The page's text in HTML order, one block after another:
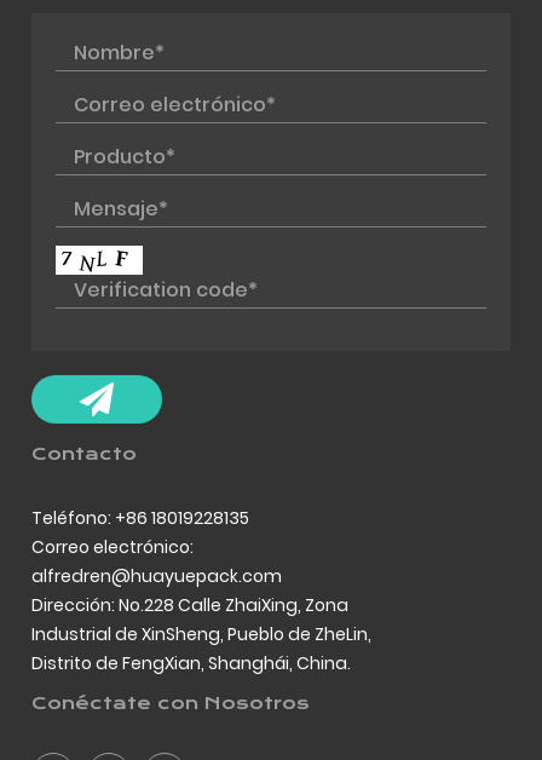
Contacto
Teléfono: +86 18019228135
Correo electrónico:
alfredren@huayuepack.com
Dirección: No.228 Calle ZhaiXing, Zona
Industrial de XinSheng, Pueblo de ZheLin,
Distrito de FengXian, Shanghái, China.
Conéctate con Nosotros